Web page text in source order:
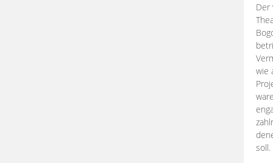
Der
wie
zahlr
soll.